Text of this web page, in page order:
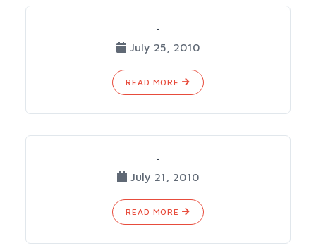
.
July 25, 2010
READ MORE
.
July 21, 2010
READ MORE